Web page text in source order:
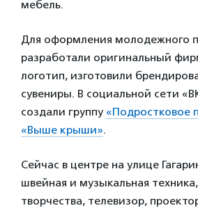
мебель.
Для оформления молодежного
разработали оригинальный
логотип, изготовили
сувениры. В социальной сети
создали группу «Подростковое
«Выше крыши».
Сейчас в центре на улице
швейная и музыкальная
творчества, телевизор,